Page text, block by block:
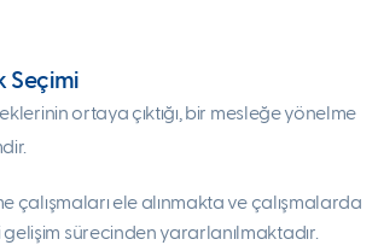
Seçimi
ortaya çıktığı, bir mesleğe yönelme
çalışmaları ele alınmakta ve çalışmalarda
gelişim sürecinden yararlanılmaktadır.